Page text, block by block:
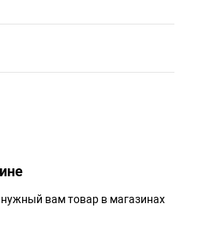
вам товар в магазинах